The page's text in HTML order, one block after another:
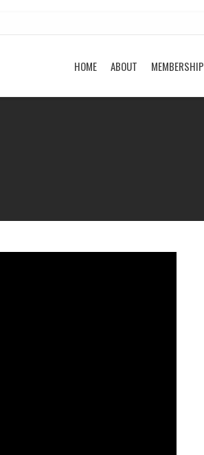
HOME ABOUT MEMBERSHIP